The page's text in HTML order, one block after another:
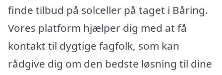
finde tilbud på solceller på taget i Båring.
Vores platform hjælper dig med at få
kontakt til dygtige fagfolk, som kan
rådgive dig om den bedste løsning til dine